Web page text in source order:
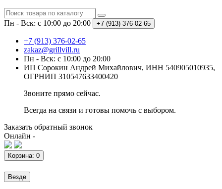
Пн - Вск: с 10:00 до 20:00 +7 (913) 376-02-65
+7 (913) 376-02-65
zakaz@grillvill.ru
Пн - Вск: с 10:00 до 20:00
ИП Сорокин Андрей Михайлович, ИНН 540905010935,
ОГРНИП 310547633400420
Звоните прямо сейчас.
Всегда на связи и готовы помочь с выбором.
Заказать обратный звонок
Онлайн -
Корзина: 0
Везде